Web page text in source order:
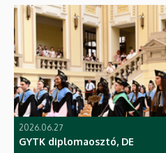
2026.06.27
GYTK diplomaosztó, DE